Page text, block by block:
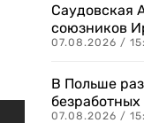
Саудовская
союзников
07.08.2026 /
В Польше
07.08.2026 /